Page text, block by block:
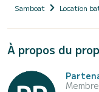
Samboat Location
À propos du